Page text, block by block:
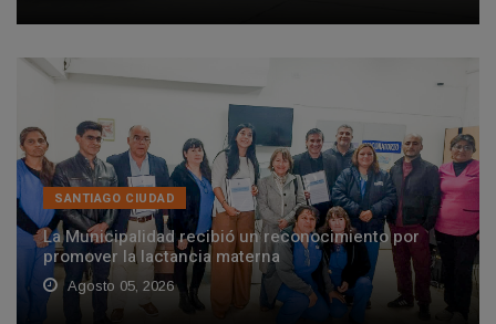
SANTIAGO CIUDAD
La Municipalidad recibió un reconocimiento por
promover la lactancia materna
Agosto 05, 2026